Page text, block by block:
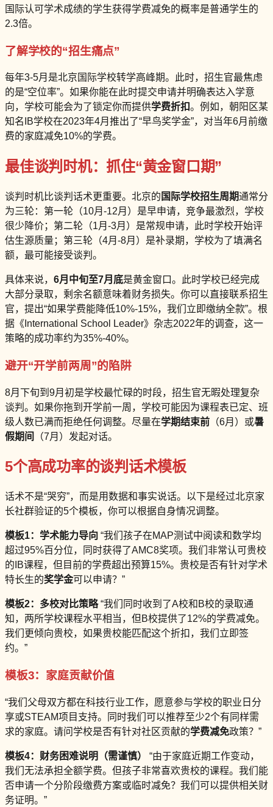
国际认可学术成绩的学生获得学费减免的概率是普通学生的
2.3倍。
了解学校的“招生痛点”
每年3-5月是北京国际学校转学高峰期。此时，招生官最焦虑
的是“空位率”。如果你能在此时提交申请并明确表达入学意
向，学校可能会为了锁定你而提供学费折扣。例如，朝阳区某
知名IB学校在2023年4月推出了“早鸟奖学金”，对当年6月前缴
费的家庭减免10%的学费。
最佳谈判时机：抓住“黄金窗口期”
谈判时机比谈判话术更重要。北京的 国际学校招生周期通常分
为三轮：第一轮（10月-12月）是早申请，竞争最激烈，学校
很少降价；第二轮（1月-3月）是常规申请，此时学校开始评
估生源质量；第三轮（4月-8月）是补录期，学校为了填满名
额，最可能接受谈判。
具体来说， 6月中旬至7月底是黄金窗口。此时学校已经完成
大部分录取，剩余名额意味着财务损失。你可以直接联系招生
官，提出“如果学费能降低10%-15%，我们立即缴纳全款”。根
据《International School Leader》杂志2022年的调查，这一
策略的成功率约为35%-40%。
避开“开学前两周”的陷阱
8月下旬到9月初是学校最忙碌的时段，招生官无暇处理复杂
谈判。如果你拖到开学前一周，学校可能因为课程表已定、班
级人数已满而拒绝任何调整。尽量在学期结束前 （6月）或暑
假期间
（7月）发起对话。
5个高成功率的谈判话术模板
话术不是“哭穷”，而是用数据和事实说话。以下是经过北京家
长社群验证的5个模板，你可以根据自身情况调整。
模板1：学术能力导向 “我们孩子在MAP测试中阅读和数学均
超过95%百分位，同时获得了AMC8奖项。我们非常认可贵校
的IB课程，但目前的学费超出预算15%。贵校是否有针对学术
特长生的奖学金可以申请？”
模板2：多校对比策略“我们同时收到了A校和B校的录取通
知，两所学校课程水平相当，但B校提供了12%的学费减免。
我们更倾向贵校，如果贵校能匹配这个折扣，我们立即签
约。”
模板3：家庭贡献价值
“我们父母双方都在科技行业工作，愿意参与学校的职业日分
享或STEAM项目支持。同时我们可以推荐至少2个有同样需
求的家庭。请问学校是否有针对社区贡献的学费减免政策？”
模板4：财务困难说明（需谨慎）
“由于家庭近期工作变动，
我们无法承担全额学费。但孩子非常喜欢贵校的课程。我们能
否申请一个分阶段缴费方案或临时减免？我们可以提供相关财
务证明。”